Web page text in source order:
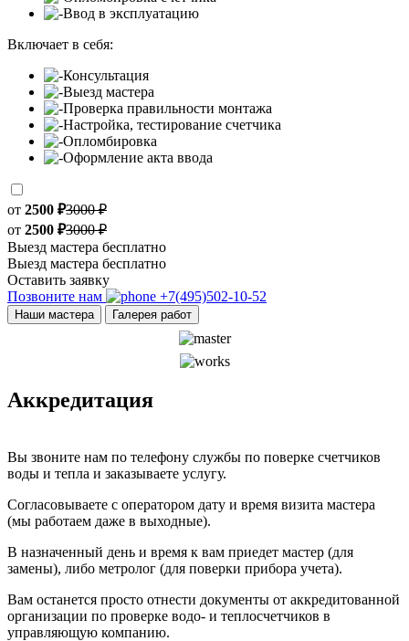
Ввод в эксплуатацию
Включает в себя:
Консультация
Выезд мастера
Проверка правильности монтажа
Настройка, тестирование счетчика
Опломбировка
Оформление акта ввода
от 2500 ₽3000 ₽
от 2500 ₽3000 ₽
Выезд мастера бесплатно
Выезд мастера бесплатно
Оставить заявку
Позвоните нам
+7(495)502-10-52
Наши мастера Галерея работ
Аккредитация
Вы звоните нам по телефону службы по поверке счетчиков
воды и тепла и заказываете услугу.
Согласовываете с оператором дату и время визита мастера
(мы работаем даже в выходные).
В назначенный день и время к вам приедет мастер (для
замены), либо метролог (для поверки прибора учета).
Вам останется просто отнести документы от аккредитованной
организации по проверке водо- и теплосчетчиков в
управляющую компанию.